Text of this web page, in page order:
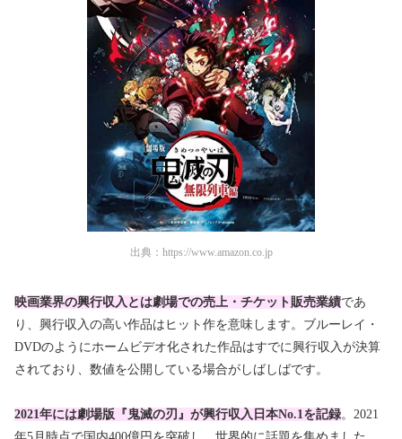
出典： https://www.amazon.co.jp
映画業界の興行収入とは劇場での売上・チケット販売業績であ
り、興行収入の高い作品はヒット作を意味します。ブルーレイ・
DVDのようにホームビデオ化された作品はすでに興行収入が決算
されており、数値を公開している場合がしばしばです。
2021年には劇場版『鬼滅の刃』が興行収入日本No.1を記録。2021